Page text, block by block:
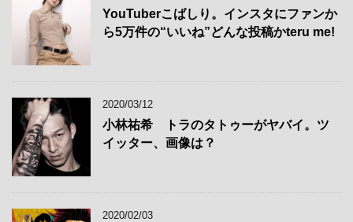
YouTuberこばしり。インスタにファンか
ら5万件の“いいね”どんな投稿かteru me!
2020/03/12
小林祐希 トラのタトゥーがヤバイ。ツ
イッター、画像は？
2020/02/03